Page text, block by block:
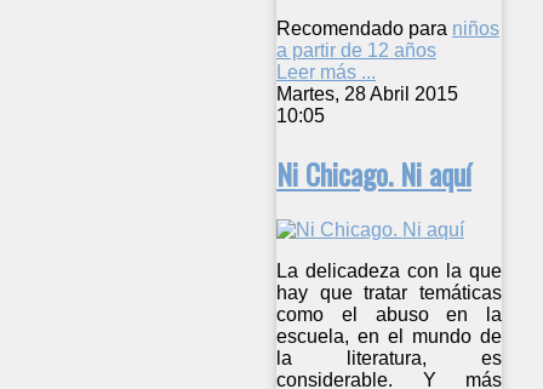
Recomendado para niños
a partir de 12 años
Leer más ...
Martes, 28 Abril 2015
10:05
Ni Chicago. Ni aquí
La delicadeza con la que
hay que tratar temáticas
como el abuso en la
escuela, en el mundo de
la literatura, es
considerable. Y más